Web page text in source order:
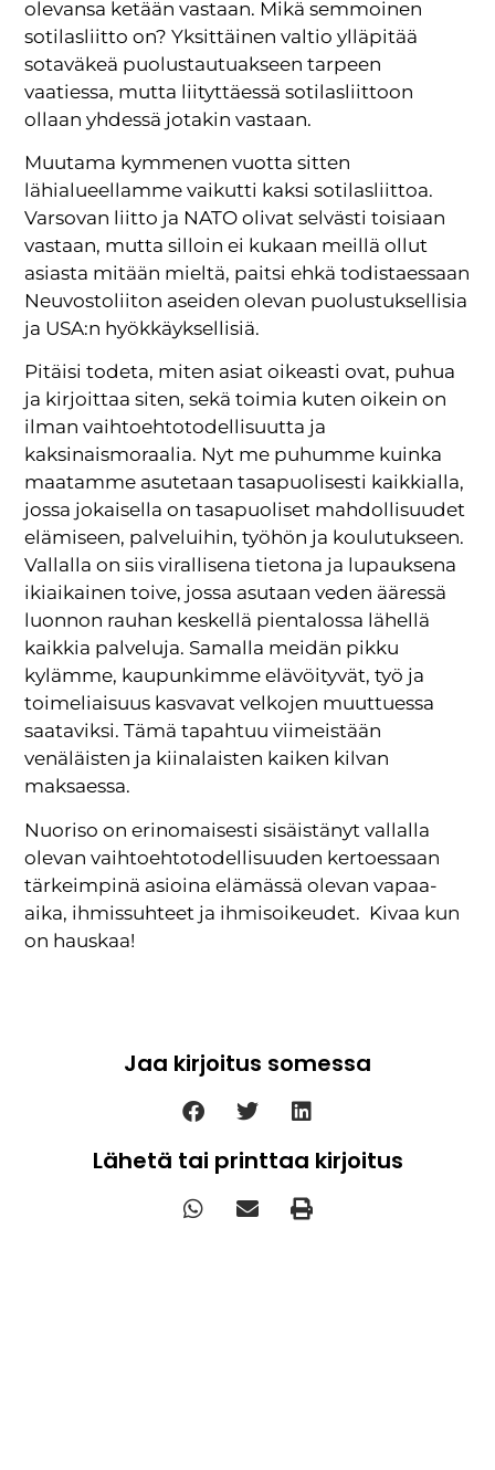
olevansa ketään vastaan. Mikä semmoinen
sotilasliitto on? Yksittäinen valtio ylläpitää
sotaväkeä puolustautuakseen tarpeen
vaatiessa, mutta liityttäessä sotilasliittoon
ollaan yhdessä jotakin vastaan.
Muutama kymmenen vuotta sitten
lähialueellamme vaikutti kaksi sotilasliittoa.
Varsovan liitto ja NATO olivat selvästi toisiaan
vastaan, mutta silloin ei kukaan meillä ollut
asiasta mitään mieltä, paitsi ehkä todistaessaan
Neuvostoliiton aseiden olevan puolustuksellisia
ja USA:n hyökkäyksellisiä.
Pitäisi todeta, miten asiat oikeasti ovat, puhua
ja kirjoittaa siten, sekä toimia kuten oikein on
ilman vaihtoehtotodellisuutta ja
kaksinaismoraalia. Nyt me puhumme kuinka
maatamme asutetaan tasapuolisesti kaikkialla,
jossa jokaisella on tasapuoliset mahdollisuudet
elämiseen, palveluihin, työhön ja koulutukseen.
Vallalla on siis virallisena tietona ja lupauksena
ikiaikainen toive, jossa asutaan veden ääressä
luonnon rauhan keskellä pientalossa lähellä
kaikkia palveluja. Samalla meidän pikku
kylämme, kaupunkimme elävöityvät, työ ja
toimeliaisuus kasvavat velkojen muuttuessa
saataviksi. Tämä tapahtuu viimeistään
venäläisten ja kiinalaisten kaiken kilvan
maksaessa.
Nuoriso on erinomaisesti sisäistänyt vallalla
olevan vaihtoehtotodellisuuden kertoessaan
tärkeimpinä asioina elämässä olevan vapaa-
aika, ihmissuhteet ja ihmisoikeudet. Kivaa kun
on hauskaa!
Jaa kirjoitus somessa
Lähetä tai printtaa kirjoitus